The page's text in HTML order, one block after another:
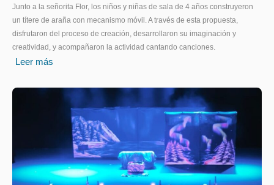
Junto a la señorita Flor, los niños y niñas de sala de 4 años construyeron
un títere de araña con mecanismo móvil. A través de esta propuesta,
disfrutaron del proceso de creación, desarrollaron su imaginación y
creatividad, y acompañaron la actividad cantando canciones.
Leer más